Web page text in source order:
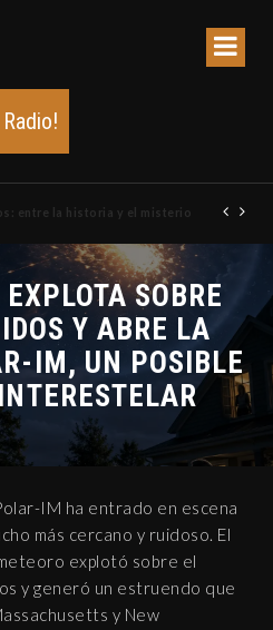
sobre Estados Unidos y abre la pista
SOBRE
Y ABRE LA
IM, UN POSIBLE
IM ha entrado en escena
más cercano y ruidoso. El
explotó sobre el
y generó un estruendo que
y New